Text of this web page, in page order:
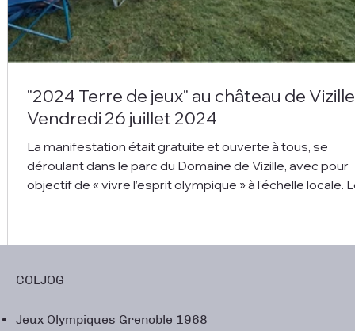
"2024 Terre de jeux" au château de
Vendredi 26 juillet 2024
La manifestation était gratuite et ouverte à tous, se
déroulant dans le parc du Domaine de Vizille, avec pour
objectif de « vivre l’esprit olympique » à l’échelle locale. Le
L’atmosphère était conviviale, familiale, mêlant sport,
et le patrimoine olympique en Isère, a été associé à la
COLJOG
Jeux Olympiques Grenoble 1968